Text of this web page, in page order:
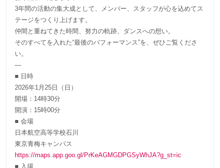
3年間の活動の集大成として、メンバー、スタッフが心を込めてス
テージをつくり上げます。
仲間と重ねてきた時間、努力の軌跡、ダンスへの想い。
そのすべてを入れた“最後のパフォーマンス”を、ぜひご覧くださ
い。
—
■ 日時
2026年1月25日（日）
開場：14時30分
開演：15時00分
■ 会場
日本航空高等学校石川
東京青梅キャンパス
https://maps.app.goo.gl/PrKeAGMGDPGSyWhJA?g_st=ic
■ 入場